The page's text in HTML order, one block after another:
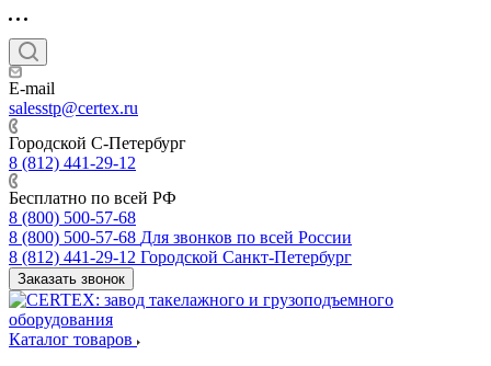
E-mail
salesstp@certex.ru
Городской С-Петербург
8 (812) 441-29-12
Бесплатно по всей РФ
8 (800) 500-57-68
8 (800) 500-57-68 Для звонков по всей России
8 (812) 441-29-12 Городской Санкт-Петербург
Заказать звонок
Каталог товаров